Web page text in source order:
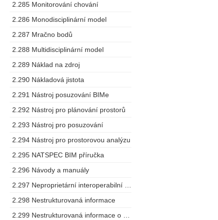
2.285 Monitorování chování
2.286 Monodisciplinární model
2.287 Mračno bodů
2.288 Multidisciplinární model
2.289 Náklad na zdroj
2.290 Nákladová jistota
2.291 Nástroj posuzování BIMe
2.292 Nástroj pro plánování prostorů
2.293 Nástroj pro posuzování
2.294 Nástroj pro prostorovou analýzu
2.295 NATSPEC BIM příručka
2.296 Návody a manuály
2.298 Nestrukturovaná informace